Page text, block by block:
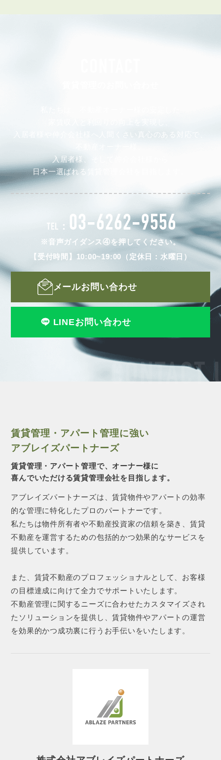
CONTACT
入居者様や仲介会社様へ人間くさい真心のある対応で、
入居者様、そして仲介会社様から
日本一選ばれる賃貸管理会社を目指します。
TEL： 03-6262-9556
※音声ガイダンス④を押してください。
【受付時間】10:00~19:00（定休日：水曜日）
メールお問い合わせ
LINEお問い合わせ
賃貸管理・アパート管理に強い
アブレイズパートナーズ
賃貸管理・アパート管理で、オーナー様に
喜んでいただける賃貸管理会社を目指します。
アブレイズパートナーズは、賃貸物件やアパートの効率
的な管理に特化したプロのパートナーです。
私たちは物件所有者や不動産投資家の信頼を築き、賃貸
不動産を運営するための包括的かつ効果的なサービスを
提供しています。
また、賃貸不動産のプロフェッショナルとして、お客様
の目標達成に向けて全力でサポートいたします。
不動産管理に関するニーズに合わせたカスタマイズされ
たソリューションを提供し、賃貸物件やアパートの運営
を効果的かつ成功裏に行うお手伝いをいたします。